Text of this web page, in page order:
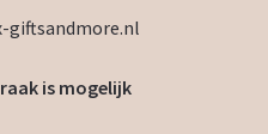
giftsandmore.nl
is mogelijk